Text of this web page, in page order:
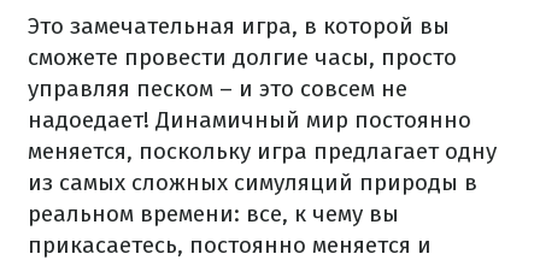
Это замечательная игра, в которой вы
сможете провести долгие часы, просто
управляя песком – и это совсем не
надоедает! Динамичный мир постоянно
меняется, поскольку игра предлагает одну
из самых сложных симуляций природы в
реальном времени: все, к чему вы
прикасаетесь, постоянно меняется и